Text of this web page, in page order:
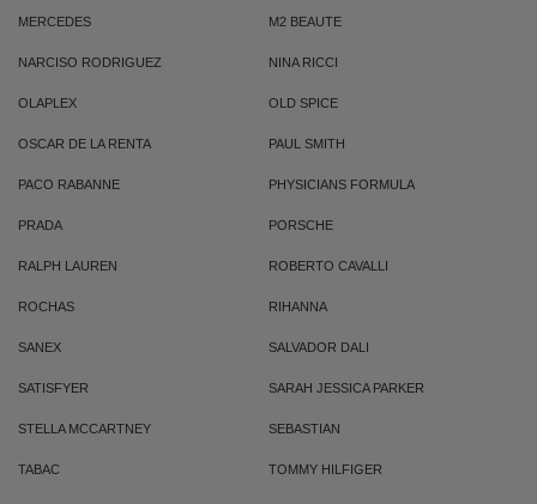
MERCEDES M2 BEAUTE
NARCISO RODRIGUEZ NINA RICCI
OLAPLEX OLD SPICE
OSCAR DE LA RENTA PAUL SMITH
PACO RABANNE PHYSICIANS FORMULA
PRADA PORSCHE
RALPH LAUREN ROBERTO CAVALLI
ROCHAS RIHANNA
SANEX SALVADOR DALI
SATISFYER SARAH JESSICA PARKER
STELLA MCCARTNEY SEBASTIAN
TABAC TOMMY HILFIGER